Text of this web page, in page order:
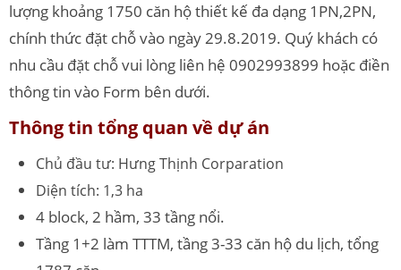
lượng khoảng 1750 căn hộ thiết kế đa dạng 1PN,2PN,
chính thức đặt chỗ vào ngày 29.8.2019. Quý khách có
nhu cầu đặt chỗ vui lòng liên hệ 0902993899 hoặc điền
thông tin vào Form bên dưới.
Thông tin tổng quan về dự án
Chủ đầu tư: Hưng Thịnh Corparation
Diện tích: 1,3 ha
4 block, 2 hầm, 33 tầng nổi.
Tầng 1+2 làm TTTM, tầng 3-33 căn hộ du lịch, tổng